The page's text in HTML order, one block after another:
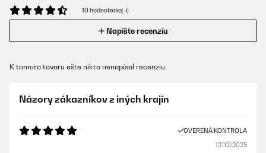
10 hodnotenia(-í)
Napíšte recenziu
K tomuto tovaru ešte nikto nenapísal recenziu.
Názory zákazníkov z iných krajín
OVERENÁ KONTROLA
12/12/2025